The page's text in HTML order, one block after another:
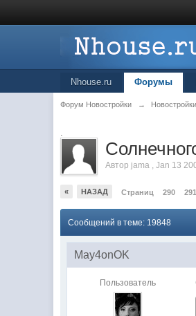
Nhouse.ru Форумы
Форум Новостройки → Новостройки
.
Автор jama ,Jan 13
« НАЗАД Страниц 290 291
Сообщений в теме: 19848
May4onOK
Пользователь